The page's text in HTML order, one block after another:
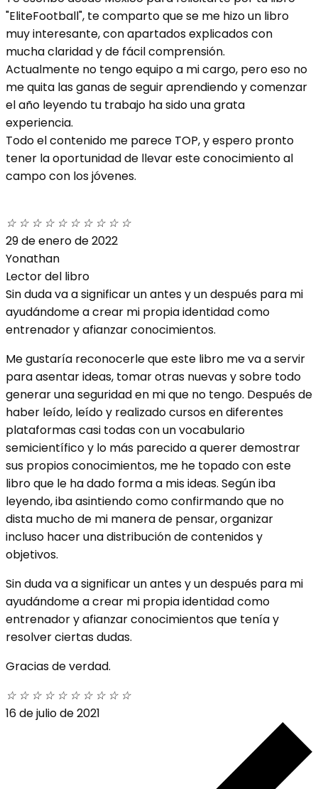
"EliteFootball", te comparto que se me hizo un libro
muy interesante, con apartados explicados con
mucha claridad y de fácil comprensión.
Actualmente no tengo equipo a mi cargo, pero eso no
me quita las ganas de seguir aprendiendo y comenzar
el año leyendo tu trabajo ha sido una grata
experiencia.
Todo el contenido me parece TOP, y espero pronto
tener la oportunidad de llevar este conocimiento al
campo con los jóvenes.
☆ ☆ ☆ ☆ ☆ ☆ ☆ ☆ ☆ ☆
29 de enero de 2022
Yonathan
Lector del libro
Sin duda va a significar un antes y un después para mi
ayudándome a crear mi propia identidad como
entrenador y afianzar conocimientos.
Me gustaría reconocerle que este libro me va a servir
para asentar ideas, tomar otras nuevas y sobre todo
generar una seguridad en mi que no tengo. Después de
haber leído, leído y realizado cursos en diferentes
plataformas casi todas con un vocabulario
semicientífico y lo más parecido a querer demostrar
sus propios conocimientos, me he topado con este
libro que le ha dado forma a mis ideas. Según iba
leyendo, iba asintiendo como confirmando que no
dista mucho de mi manera de pensar, organizar
incluso hacer una distribución de contenidos y
objetivos.
Sin duda va a significar un antes y un después para mi
ayudándome a crear mi propia identidad como
entrenador y afianzar conocimientos que tenía y
resolver ciertas dudas.
Gracias de verdad.
☆ ☆ ☆ ☆ ☆ ☆ ☆ ☆ ☆ ☆
16 de julio de 2021